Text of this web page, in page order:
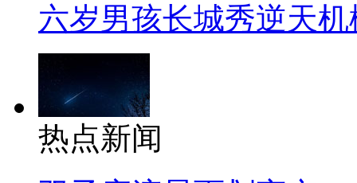
六岁男孩长城秀逆天机
热点新闻